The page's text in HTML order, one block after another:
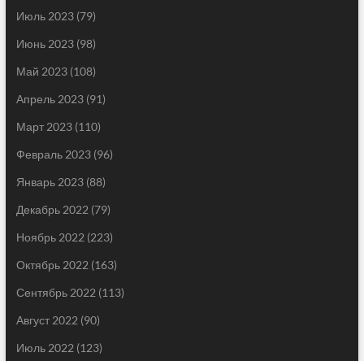
Июль 2023(79)
Июнь 2023(98)
Май 2023(108)
Апрель 2023(91)
Март 2023(110)
Февраль 2023(96)
Январь 2023(88)
Декабрь 2022 (79)
Ноябрь 2022 (223)
Октябрь 2022 (163)
Сентябрь 2022 (113)
Август 2022 (90)
Июль 2022 (123)